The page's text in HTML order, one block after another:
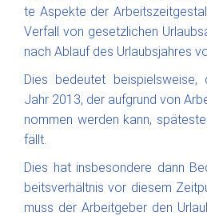
te As­pek­te der
Ver­fall von ge­setz­li­chen
nach Ab­lauf­ des Ur­laubs­jah­res
Dies be­deu­tet
Jahr 2013, der auf­grund von
nom­men wer­den kann,
fällt.
Dies hat ins­be­son­de­re dann
beits­ver­hält­nis vor die­sem
muss der Ar­beit­geber den